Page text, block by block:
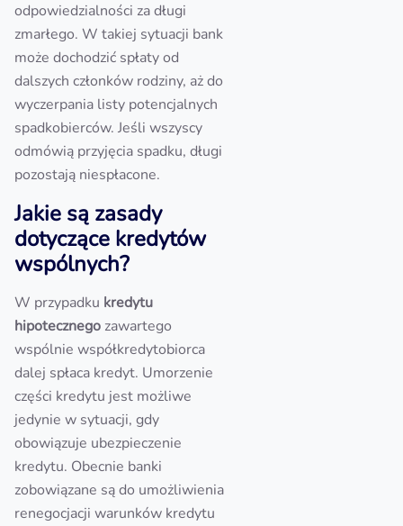
odpowiedzialności za długi
zmarłego. W takiej sytuacji bank
może dochodzić spłaty od
dalszych członków rodziny, aż do
wyczerpania listy potencjalnych
spadkobierców. Jeśli wszyscy
odmówią przyjęcia spadku, długi
pozostają niespłacone.
Jakie są zasady
dotyczące kredytów
wspólnych?
W przypadku kredytu
hipotecznego zawartego
wspólnie współkredytobiorca
dalej spłaca kredyt. Umorzenie
części kredytu jest możliwe
jedynie w sytuacji, gdy
obowiązuje ubezpieczenie
kredytu. Obecnie banki
zobowiązane są do umożliwienia
renegocjacji warunków kredytu